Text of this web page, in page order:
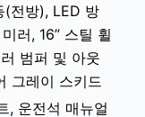
(전방), LED 방
러, 16” 스틸 휠
범퍼 및 아웃
그레이 스키드
, 운전석 매뉴얼